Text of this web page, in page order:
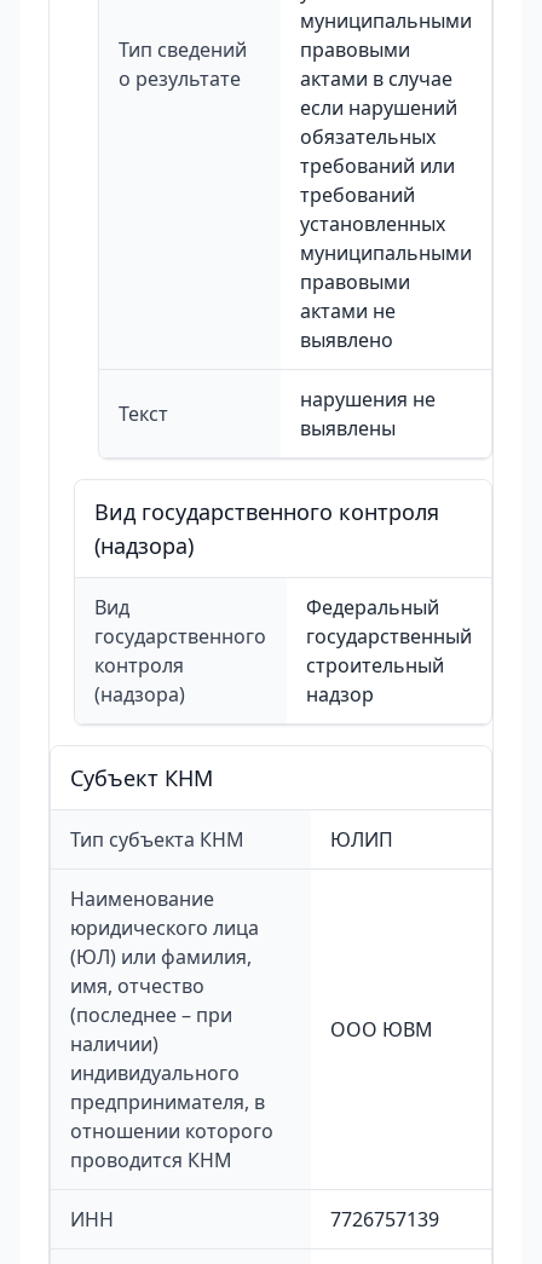
Тип сведений
о результате
муниципальными
правовыми
актами в случае
если нарушений
обязательных
требований или
требований
установленных
муниципальными
правовыми
актами не
выявлено
Текст
нарушения не
выявлены
Вид государственного контроля
(надзора)
Вид
государственного
контроля
(надзора)
Федеральный
государственный
строительный
надзор
Cубъект КНМ
Тип субъекта КНМ ЮЛИП
Наименование
юридического лица
(ЮЛ) или фамилия,
имя, отчество
(последнее – при
наличии)
индивидуального
предпринимателя, в
отношении которого
проводится КНМ
ООО ЮВМ
ИНН 7726757139